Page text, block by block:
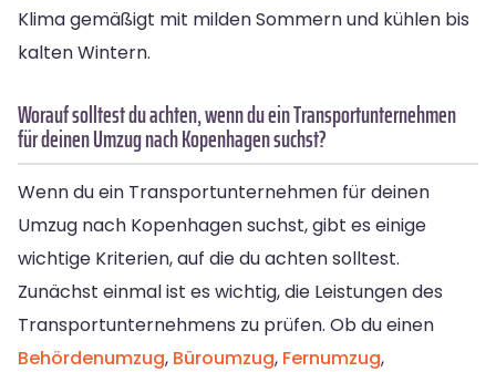
Klima gemäßigt mit milden Sommern und kühlen bis
kalten Wintern.
Worauf solltest du achten, wenn du ein Transportunternehmen
für deinen Umzug nach Kopenhagen suchst?
Wenn du ein Transportunternehmen für deinen
Umzug nach Kopenhagen suchst, gibt es einige
wichtige Kriterien, auf die du achten solltest.
Zunächst einmal ist es wichtig, die Leistungen des
Transportunternehmens zu prüfen. Ob du einen
Behördenumzug, Büroumzug, Fernumzug,